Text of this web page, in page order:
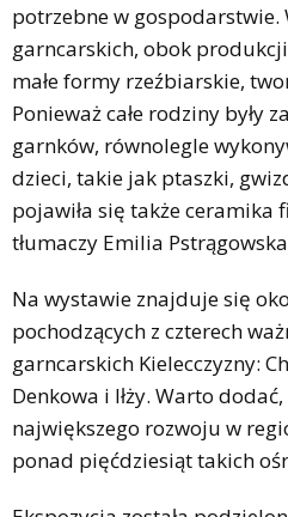
potrzebne w gospodarstwie.
garncarskich, obok
małe formy rzeźbiarskie,
Ponieważ całe rodziny były
garnków, równolegle
dzieci, takie jak ptaszki,
pojawiła się także ceramika
tłumaczy Emilia
Na wystawie znajduje się
pochodzących z czterech
garncarskich Kielecczyzny:
Denkowa i Iłży. Warto
największego rozwoju w
ponad pięćdziesiąt takich